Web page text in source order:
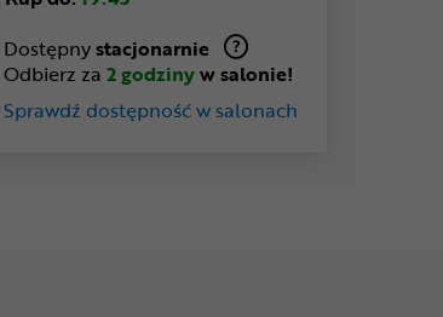
Dostępnystacjonarnie
Odbierz za 2 godzinyw salonie!
Sprawdź dostępność w salonach